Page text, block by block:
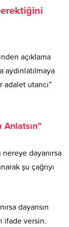
açıklama
aydınlatılmaya
adalet utancı”
Anlatsın”
nereye dayanırsa
şu çağrıyı
dayansın
ifade versin.